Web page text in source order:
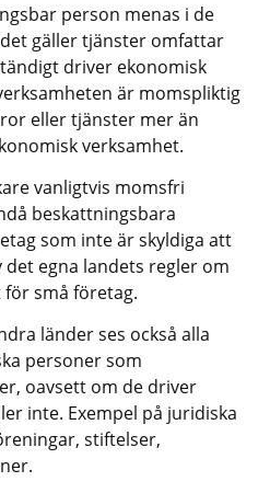
person menas i de
gäller tjänster omfattar
driver ekonomisk
är momspliktig
eller tjänster mer än
verksamhet.
vanligtvis momsfri
beskattningsbara
som inte är skyldiga att
egna landets regler om
små företag.
länder ses också alla
personer som
oavsett om de driver
inte. Exempel på juridiska
stiftelser,